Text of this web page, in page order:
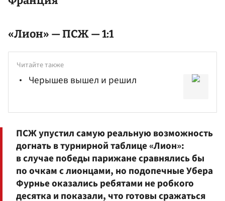
«Лион» — ПСЖ — 1:1
Читайте также
Черышев вышел и решил
ПСЖ упустил самую реальную возможность
догнать в турнирной таблице «Лион»:
в случае победы парижане сравнялись бы
по очкам с лионцами, но подопечныеУбера
Фурнье оказались ребятами не робкого
десятка и показали, что готовы сражаться